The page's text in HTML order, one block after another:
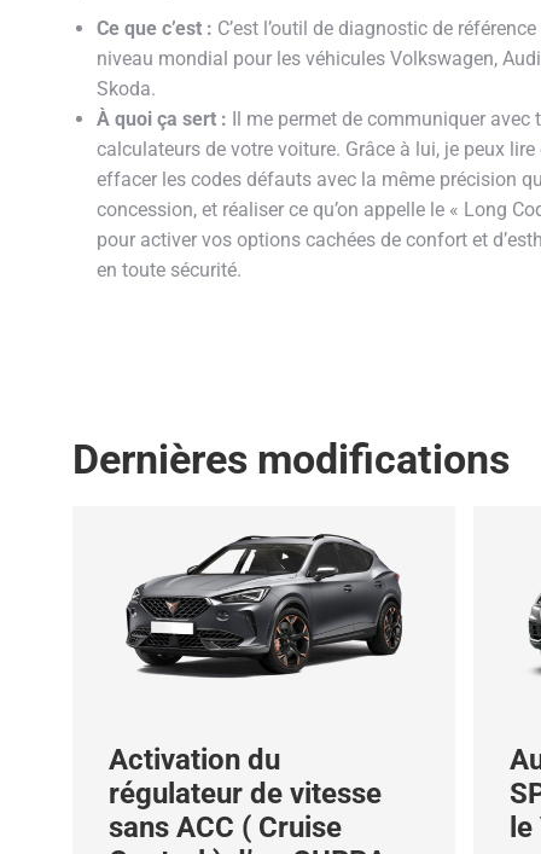
Ce que c’est : C’est l’outil de diagnostic de
niveau mondial pour les véhicules Volkswagen,
Skoda.
À quoi ça sert : Il me permet de communiquer avec
calculateurs de votre voiture. Grâce à lui, je peux lire
effacer les codes défauts avec la même précision
concession, et réaliser ce qu’on appelle le « Long
pour activer vos options cachées de confort et
en toute sécurité.
Dernières modifications
Activation du
régulateur de vitesse
sans ACC ( Cruise